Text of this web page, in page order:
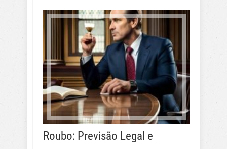
Roubo: Previsão Legal e